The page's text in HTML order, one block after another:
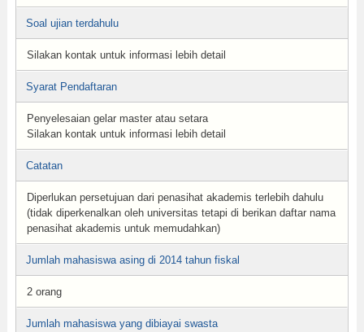
Soal ujian terdahulu
Silakan kontak untuk informasi lebih detail
Syarat Pendaftaran
Penyelesaian gelar master atau setara
Silakan kontak untuk informasi lebih detail
Catatan
Diperlukan persetujuan dari penasihat akademis terlebih dahulu
(tidak diperkenalkan oleh universitas tetapi di berikan daftar nama
penasihat akademis untuk memudahkan)
Jumlah mahasiswa asing di 2014 tahun fiskal
2 orang
Jumlah mahasiswa yang dibiayai swasta